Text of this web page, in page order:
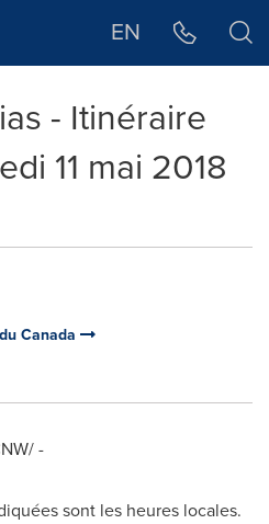
EN
- Itinéraire
11 mai 2018
Canada
-
sont les heures locales.